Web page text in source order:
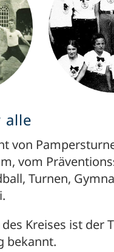
alle
von
vom
Turnen,
Kreises ist der
bekannt.